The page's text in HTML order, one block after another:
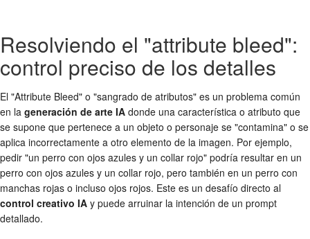
Resolviendo el "attribute bleed":
control preciso de los detalles
El "Attribute Bleed" o "sangrado de atributos" es un problema común
en la generación de arte IA donde una característica o atributo que
se supone que pertenece a un objeto o personaje se "contamina" o se
aplica incorrectamente a otro elemento de la imagen. Por ejemplo,
pedir "un perro con ojos azules y un collar rojo" podría resultar en un
perro con ojos azules y un collar rojo, pero también en un perro con
manchas rojas o incluso ojos rojos. Este es un desafío directo al
control creativo IA y puede arruinar la intención de un prompt
detallado.